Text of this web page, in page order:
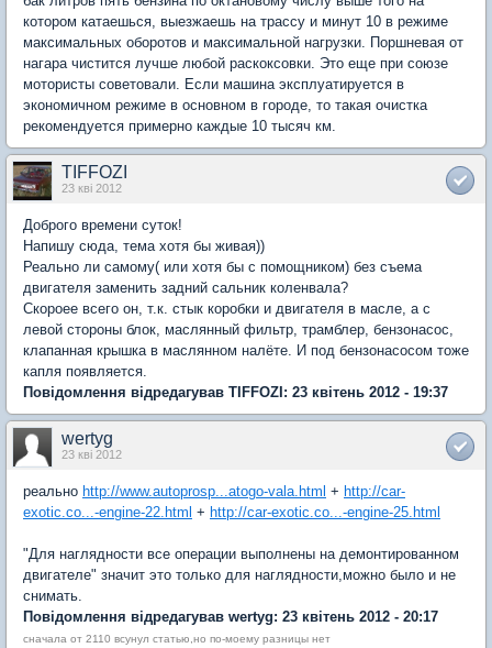
котором катаешься, выезжаешь на трассу и минут 10 в режиме
максимальных оборотов и максимальной нагрузки. Поршневая от
нагара чистится лучше любой раскоксовки. Это еще при союзе
мотористы советовали. Если машина эксплуатируется в
экономичном режиме в основном в городе, то такая очистка
рекомендуется примерно каждые 10 тысяч км.
TIFFOZI
23 кві 2012
Доброго времени суток!
Напишу сюда, тема хотя бы живая))
Реально ли самому( или хотя бы с помощником) без съема
двигателя заменить задний сальник коленвала?
Скороее всего он, т.к. стык коробки и двигателя в масле, а с
левой стороны блок, маслянный фильтр, трамблер, бензонасос,
клапанная крышка в маслянном налёте. И под бензонасосом тоже
капля появляется.
Повідомлення відредагував TIFFOZI: 23 квітень 2012 - 19:37
wertyg
23 кві 2012
реально http://www.autoprosp...atogo-vala.html + http://car-
exotic.co...-engine-22.html + http://car-exotic.co...-engine-25.html
"Для наглядности все операции выполнены на демонтированном
двигателе" значит это только для наглядности,можно было и не
снимать.
Повідомлення відредагував wertyg: 23 квітень 2012 - 20:17
сначала от 2110 всунул статью,но по-моему разницы нет